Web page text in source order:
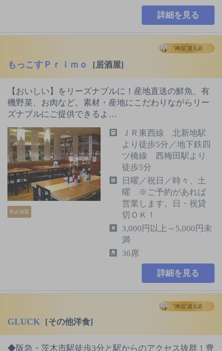
詳細を見る
もっこすＰｒｉｍｏ [居酒屋]
【おいしい】をリーズナブルに！産地直送の鮮魚、有
機野菜、お肉など。素材・産地にこだわりながらリー
ズナブルにご提供できるよ…
飲み放題
ＪＲ東西線 北新地駅
より徒歩5分／地下鉄四
ツ橋線 西梅田駅より
徒歩5分
日曜／祝日／時々、土
曜 ※ご予約があれば
営業します。日・祝貸
切ＯＫ！
3,000円以上～5,000円未
満
36席
詳細を見る
GLUCK [その他洋食]
◆阪急・茨木市駅徒歩3分と駅からのアクセス抜群！豊